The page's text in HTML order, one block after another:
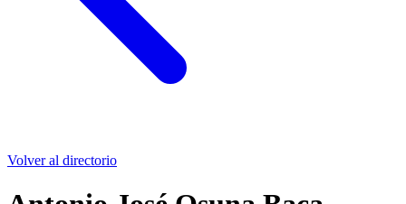
Volver al directorio